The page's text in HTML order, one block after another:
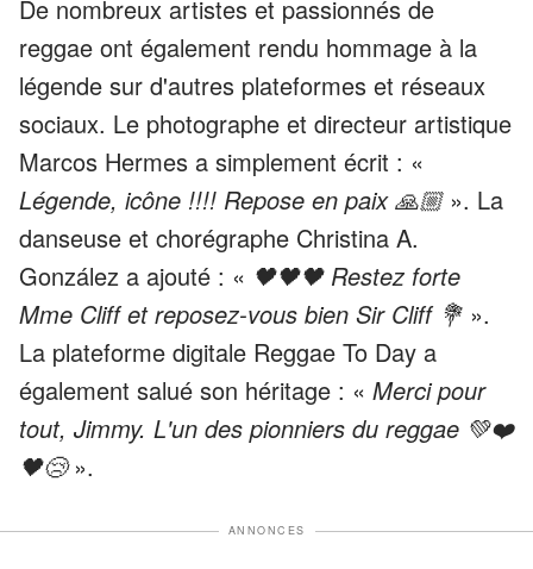
De nombreux artistes et passionnés de
reggae ont également rendu hommage à la
légende sur d'autres plateformes et réseaux
sociaux. Le photographe et directeur artistique
Marcos Hermes a simplement écrit : «
Légende, icône !!!! Repose en paix 🙏🏼». La
danseuse et chorégraphe Christina A.
González a ajouté : « 🖤🖤🖤 Restez forte
Mme Cliff et reposez-vous bien Sir Cliff 💐 ».
La plateforme digitale Reggae To Day a
également salué son héritage : « Merci pour
tout, Jimmy. L'un des pionniers du reggae 💚❤️
🖤😢».
ANNONCES